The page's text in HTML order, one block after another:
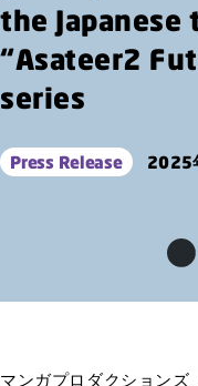
the Japanese
“Asateer2
series
Press Release 2025
マンガプロダクションズ